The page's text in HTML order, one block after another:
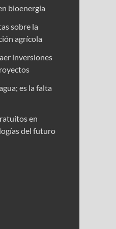
bioenergía
sobre la
agrícola
inversiones
es la falta
en
del futuro